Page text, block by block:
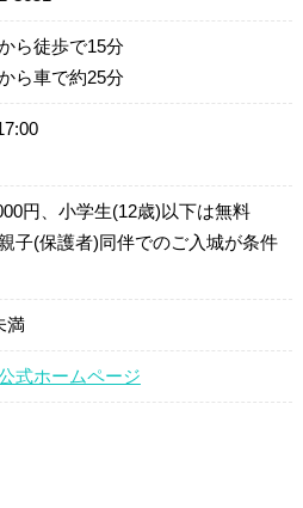
ら徒歩で15分
ら車で約25分
円、小学生(12歳)以下は無料
子(保護者)同伴でのご入城が条件
満
式ホームページ